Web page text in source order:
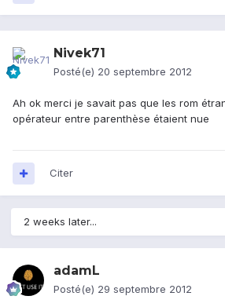
Nivek71
Posté(e) 20 septembre 2012
Ah ok merci je savait pas que les rom
opérateur entre parenthèse étaient nue
Citer
2 weeks later...
adamL
Posté(e) 29 septembre 2012